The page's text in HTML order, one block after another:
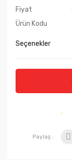
Fiyat
Ürün Kodu
Seçenekler
Paylaş :